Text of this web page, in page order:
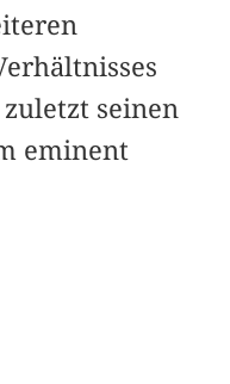
seinen
eminent